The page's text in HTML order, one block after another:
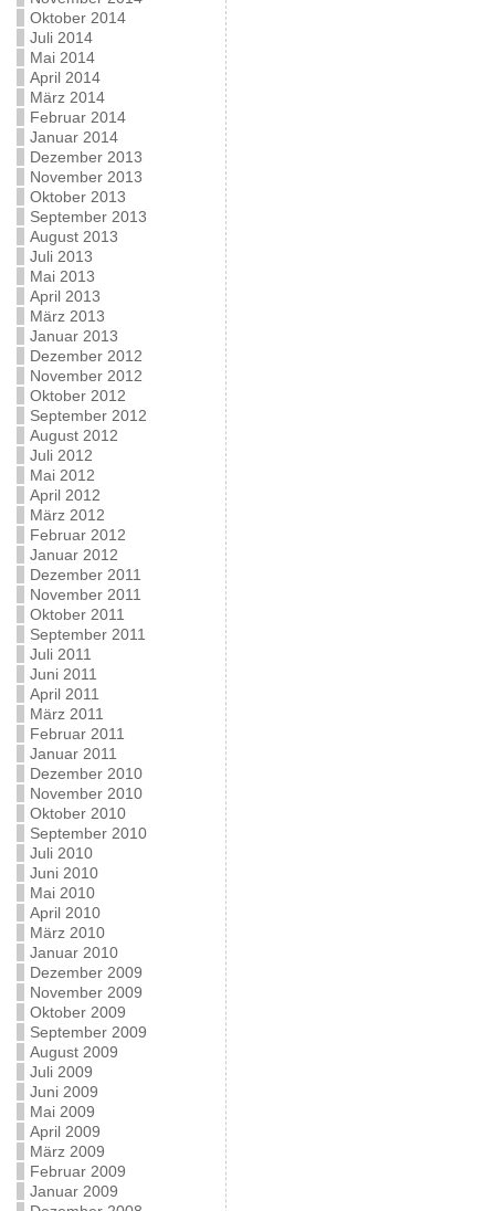
Oktober 2014
Juli 2014
Mai 2014
April 2014
März 2014
Februar 2014
Januar 2014
Dezember 2013
November 2013
Oktober 2013
September 2013
August 2013
Juli 2013
Mai 2013
April 2013
März 2013
Januar 2013
Dezember 2012
November 2012
Oktober 2012
September 2012
August 2012
Juli 2012
Mai 2012
April 2012
März 2012
Februar 2012
Januar 2012
Dezember 2011
November 2011
Oktober 2011
September 2011
Juli 2011
Juni 2011
April 2011
März 2011
Februar 2011
Januar 2011
Dezember 2010
November 2010
Oktober 2010
September 2010
Juli 2010
Juni 2010
Mai 2010
April 2010
März 2010
Januar 2010
Dezember 2009
November 2009
Oktober 2009
September 2009
August 2009
Juli 2009
Juni 2009
Mai 2009
April 2009
März 2009
Februar 2009
Januar 2009